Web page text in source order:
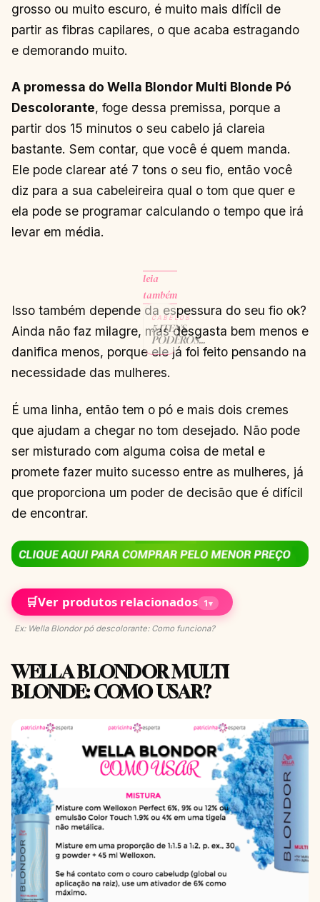
grosso ou muito escuro, é muito mais difícil de
partir as fibras capilares, o que acaba estragando
e demorando muito.
A promessa do Wella Blondor Multi Blonde Pó
Descolorante, foge dessa premissa, porque a
partir dos 15 minutos o seu cabelo já clareia
bastante. Sem contar, que você é quem manda.
Ele pode clarear até 7 tons o seu fio, então você
diz para a sua cabeleireira qual o tom que quer e
ela pode se programar calculando o tempo que irá
levar em média.
leia
também
CABELOS
5 ITENS
PODEROSOS
PARA
CABELOS
OLEOSOS E
LENDO →
Isso também depende da espessura do seu fio ok?
Ainda não faz milagre, mas desgasta bem menos e
danifica menos, porque ele já foi feito pensando na
necessidade das mulheres.
É uma linha, então tem o pó e mais dois cremes
que ajudam a chegar no tom desejado. Não pode
ser misturado com alguma coisa de metal e
promete fazer muito sucesso entre as mulheres, já
que proporciona um poder de decisão que é difícil
de encontrar.
🛒Ver produtos relacionados 1▾
Ex: Wella Blondor pó descolorante: Como funciona?
WELLA BLONDOR MULTI
BLONDE: COMO USAR?